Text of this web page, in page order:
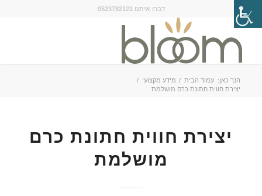
דברו איתנו 0523782121
הנך כאן: עמוד הבית / מידע מקצועי /
יצירת חווית חתונת כרם מושלמת
יצירת חווית חתונת כרם
מושלמת